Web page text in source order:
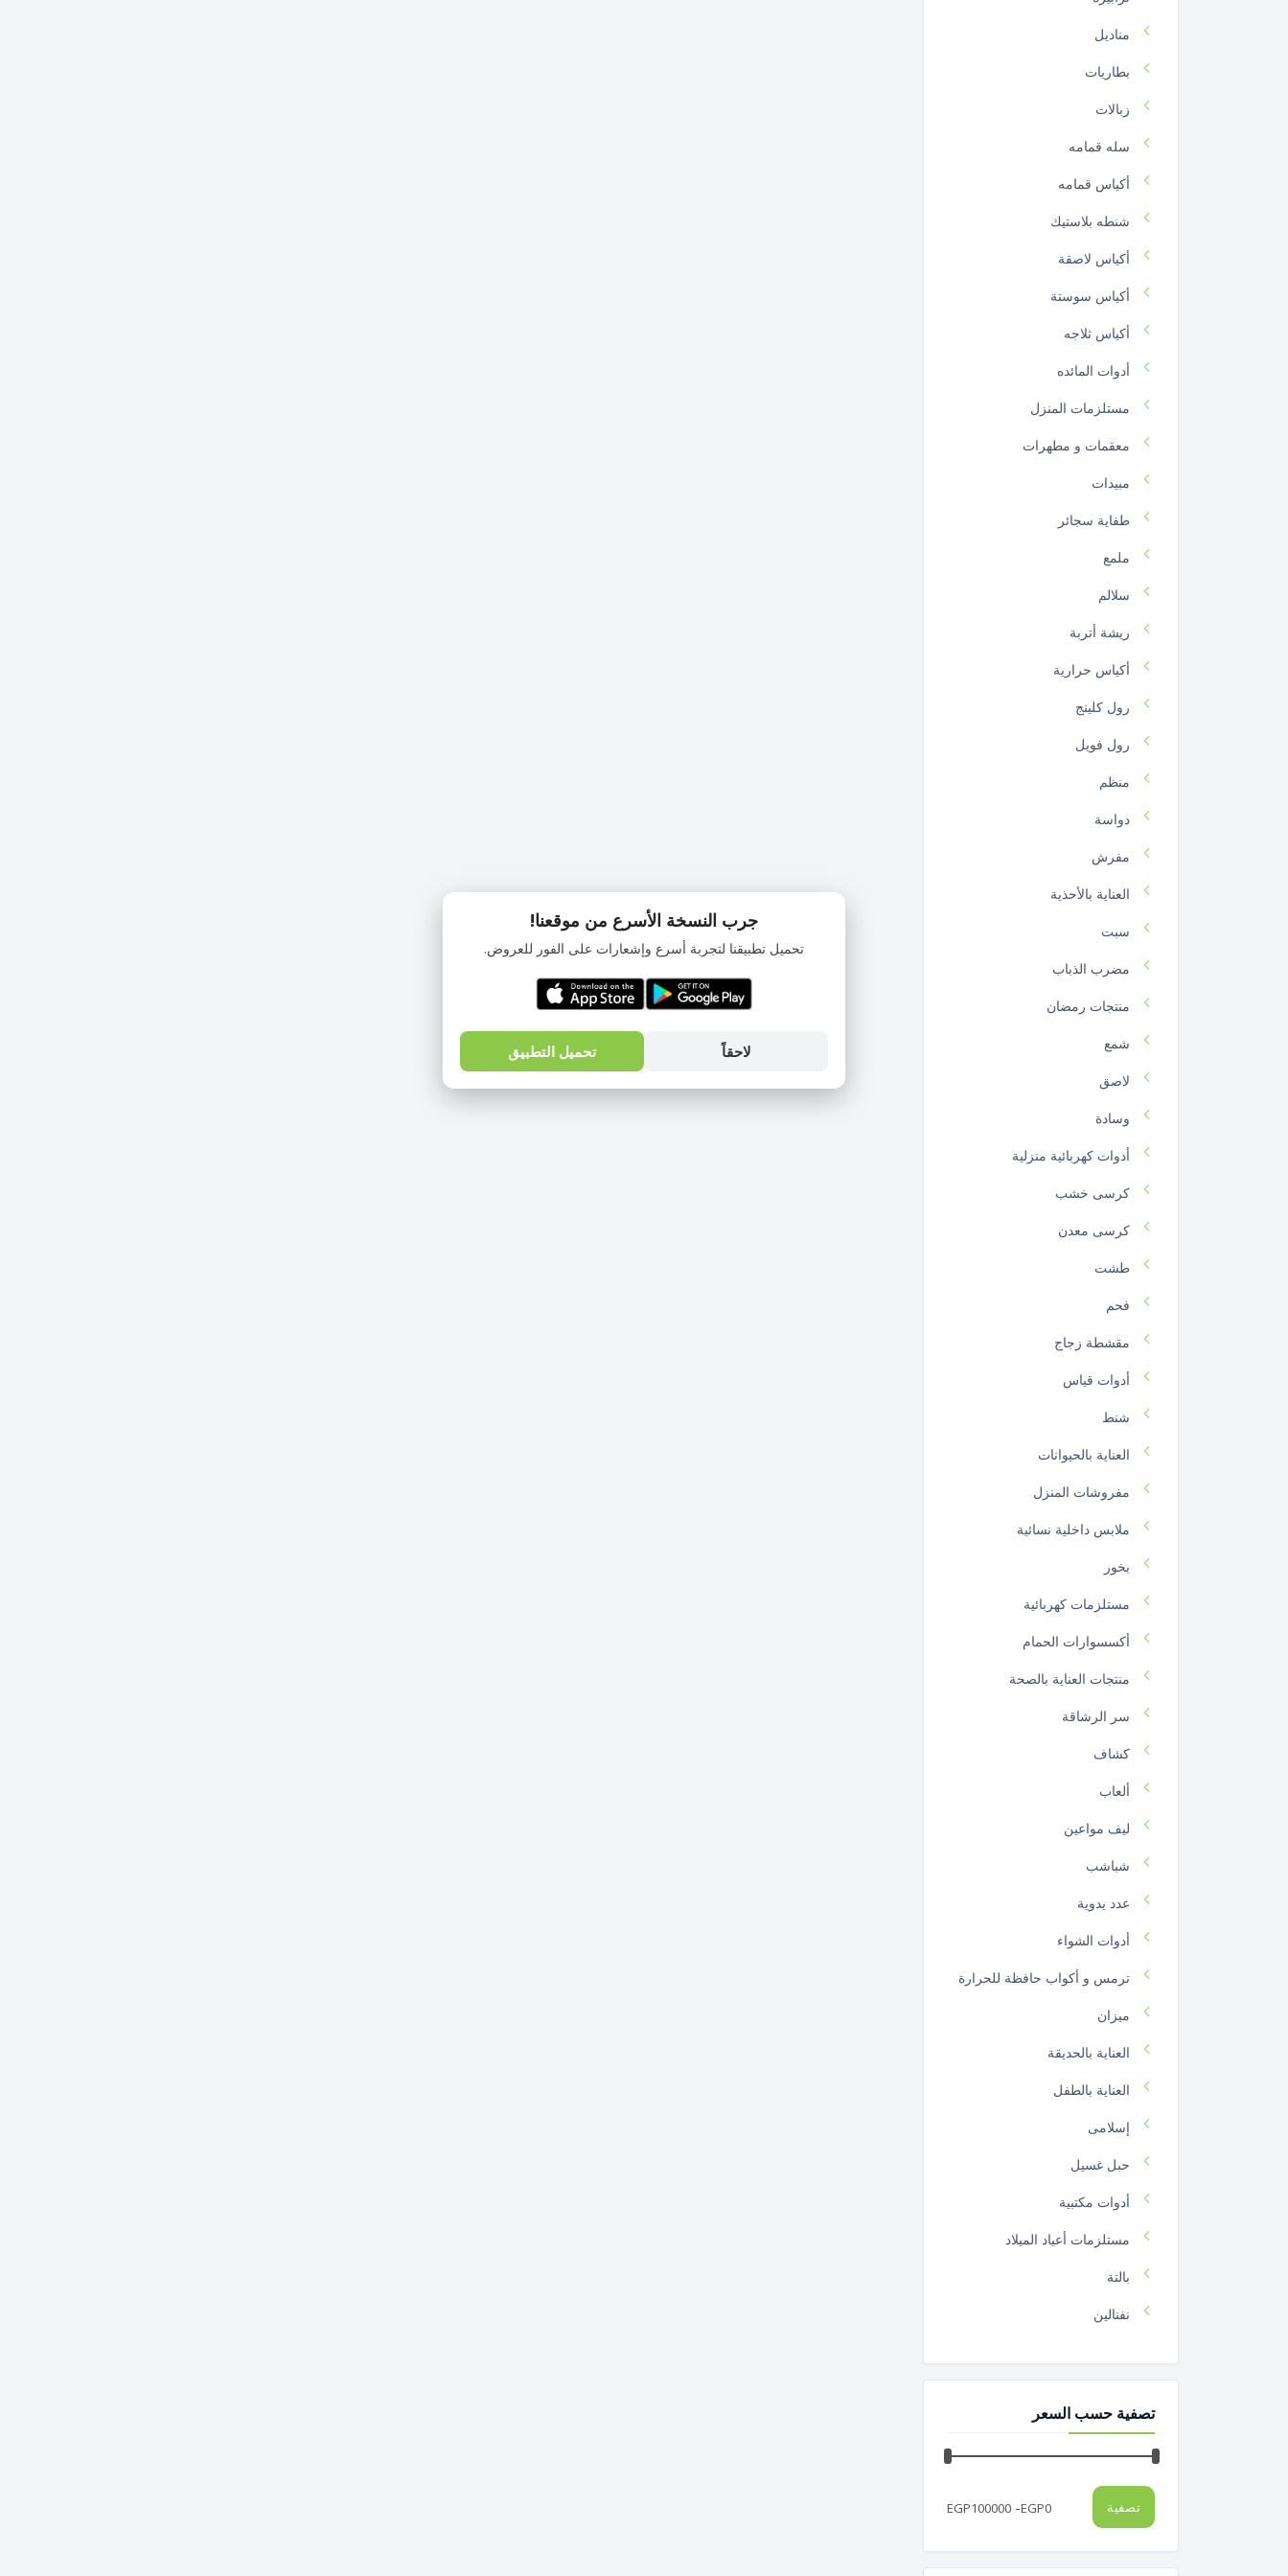
مناديل
بطاريات
زبالات
سله قمامه
أكياس قمامه
شنطه بلاستيك
أكياس لاصقة
أكياس سوستة
أكياس ثلاجه
أدوات المائده
مستلزمات المنزل
معقمات و مطهرات
مبيدات
طفاية سجائر
ملمع
سلالم
ريشة أتربة
أكياس حرارية
رول كلينج
رول فويل
منظم
دواسة
مفرش
العناية بالأحذية
سبت
مضرب الذباب
منتجات رمضان
شمع
لاصق
وسادة
أدوات كهربائية منزلية
كرسى خشب
كرسى معدن
طشت
فحم
مقشطة زجاج
أدوات قياس
شنط
العناية بالحيوانات
مفروشات المنزل
ملابس داخلية نسائية
بخور
مستلزمات كهربائية
أكسسوارات الحمام
منتجات العناية بالصحة
سر الرشاقة
كشاف
ألعاب
ليف مواعين
شباشب
عدد يدوية
أدوات الشواء
ترمس و أكواب حافظة للحرارة
ميزان
العناية بالحديقة
العناية بالطفل
إسلامى
حبل غسيل
أدوات مكتبية
مستلزمات أعياد الميلاد
بالتة
نفنالين
فرشة بلاستيك
تيست1
مساحة أرضية
تصفية حسب السعر
تصفية EGP0
-
EGP100000
جرب النسخة الأسرع من موقعنا!
تحميل تطبيقنا لتجربة أسرع وإشعارات على الفور للعروض.
لاحقاً تحميل التطبيق